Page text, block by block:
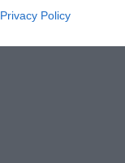
Privacy Policy